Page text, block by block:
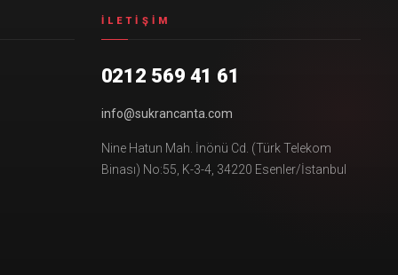
İLETIŞIM
0212 569 41 61
info@sukrancanta.com
Nine Hatun Mah. İnönü Cd. (Türk Telekom
Binası) No:55, K-3-4, 34220 Esenler/İstanbul